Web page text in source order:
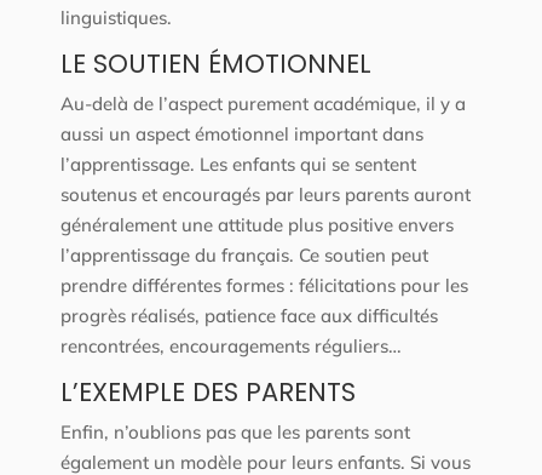
linguistiques.
LE SOUTIEN ÉMOTIONNEL
Au-delà de l’aspect purement académique, il y a
aussi un aspect émotionnel important dans
l’apprentissage. Les enfants qui se sentent
soutenus et encouragés par leurs parents auront
généralement une attitude plus positive envers
l’apprentissage du français. Ce soutien peut
prendre différentes formes : félicitations pour les
progrès réalisés, patience face aux difficultés
rencontrées, encouragements réguliers…
L’EXEMPLE DES PARENTS
Enfin, n’oublions pas que les parents sont
également un modèle pour leurs enfants. Si vous